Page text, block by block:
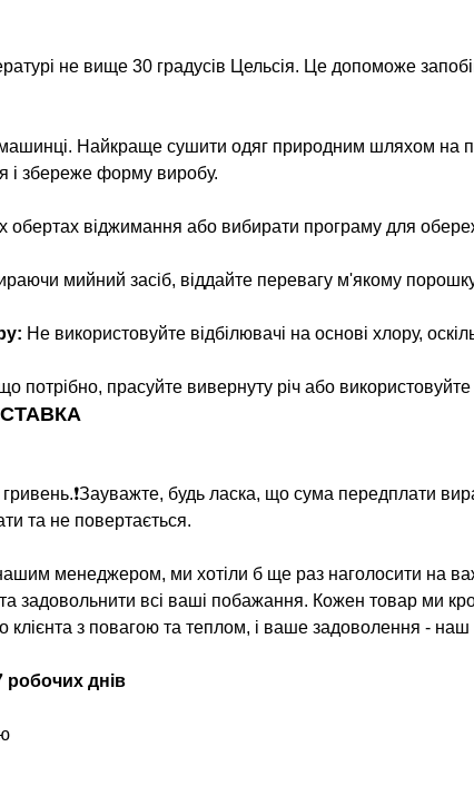
не вище 30 градусів Цельсія. Це допоможе
Найкраще сушити одяг природним шляхом на
і збереже форму виробу.
обертах віджимання або вибирати програму для
мийний засіб, віддайте перевагу м'якому
Не використовуйте відбілювачі на основі хлору,
потрібно, прасуйте вивернуту річ або використовуйте
будь ласка, що сума передплати
та не повертається.
менеджером, ми хотіли б ще раз наголосити на
задовольнити всі ваші побажання. Кожен товар ми
клієнта з повагою та теплом, і ваше задоволення - наш
робочих днів